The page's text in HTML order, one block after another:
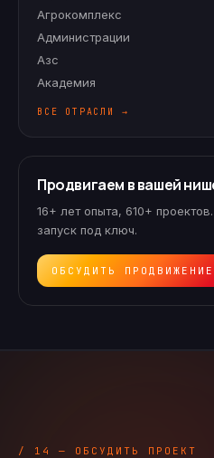
Агрокомплекс
Администрации
Азс
Академия
ВСЕ ОТРАСЛИ →
Продвигаем в вашей
16+ лет опыта, 610+
запуск под ключ.
ОБСУДИТЬ ПРОДВИЖЕНИЕ
/ 14 — ОБСУДИТЬ ПРОЕКТ